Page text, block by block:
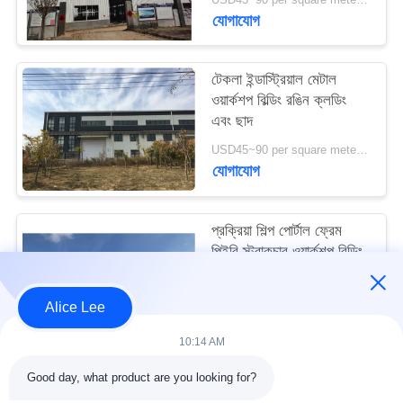
মামলা
সাইট
ম্যাপ
গোপনীয়তা
নীতি
যোগাযোগ
টেকলা ইন্ডাস্ট্রিয়াল মেটাল
ওয়ার্কশপ বিল্ডিং রঙিন ক্লডিং
এবং ছাদ
USD45~90 per square meter MOQ:1000 বর্গ মিটার
যোগাযোগ
প্রক্রিয়া শিল্প পোর্টাল ফ্রেম
পিইবি স্ট্রাকচার ওয়ার্কশপ বিল্ডিং
Alice Lee
10:14 AM
Good day, what product are you looking for?